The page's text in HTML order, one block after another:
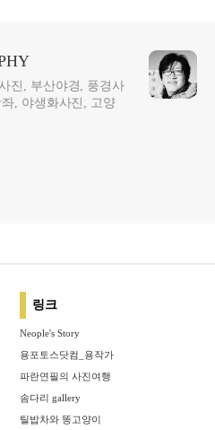
진, 부산야경, 풍경사
, 야생화사진, 고양
링크
Neople's Story
용포토스닷컴_용작가
파란연필의 사진여행
솜다리 gallery
틸밥차와 똥고양이